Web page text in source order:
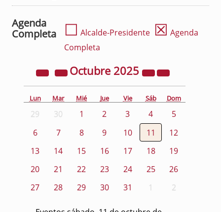
Agenda
Completa
☐ Alcalde-Presidente ☒ Agenda
Completa
Octubre 2025
Lun Mar Mié Jue Vie Sáb Dom
29 30 1 2 3 4
5
6
7 8 9 10 11
12
13
14 15 16 17 18
19
20
21 22 23 24 25
26
27
28 29 30 31 1 2